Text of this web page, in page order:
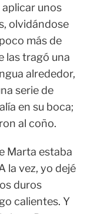
aplicar unos
olvidándose
más de
las tragó una
alrededor,
serie de
en su boca;
al coño.
Marta estaba
la vez, yo dejé
duros
calientes. Y